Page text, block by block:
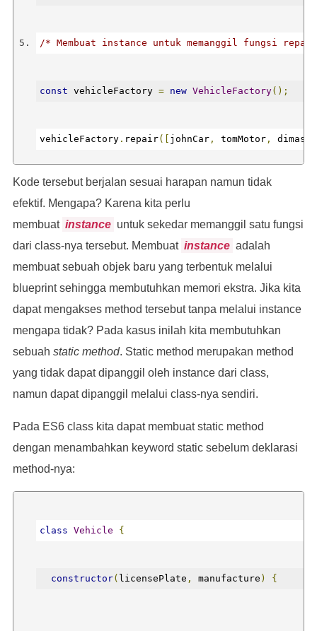
repair(vehicles) {
vehicles vehicle
})
}
/* Membuat instance untuk memanggil fungsi
const vehicleFactory = new VehicleFactory();
vehicleFactory. repair([ johnCar, tomMotor,
Kendaraan H121S sedang melakukan perawatan
Kendaraan GF121J sedang melakukan perawatan
Kendaraan TA1408K sedang melakukan perawatan
*/
Kode tersebut berjalan sesuai harapan namun tidak
efektif. Mengapa? Karena kita perlu
membuat instance untuk sekedar memanggil satu fungsi
dari class-nya tersebut. Membuat instance adalah
membuat sebuah objek baru yang terbentuk melalui
blueprint sehingga membutuhkan memori ekstra. Jika kita
dapat mengakses method tersebut tanpa melalui instance
mengapa tidak? Pada kasus inilah kita membutuhkan
sebuah static method. Static method merupakan method
yang tidak dapat dipanggil oleh instance dari class,
namun dapat dipanggil melalui class-nya sendiri.
Pada ES6 class kita dapat membuat static method
dengan menambahkan keyword static sebelum deklarasi
method-nya:
class Vehicle {
constructor( licensePlate , manufacture ) {